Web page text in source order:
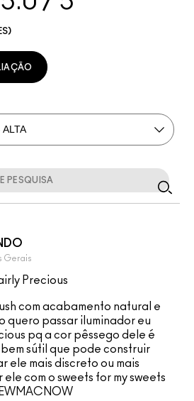
Gerais
Precious
com acabamento natural e
quero passar iluminador eu
pq a cor pêssego dele é
bem sútil que pode construir
ele mais discreto ou mais
ele com o sweets for my sweets